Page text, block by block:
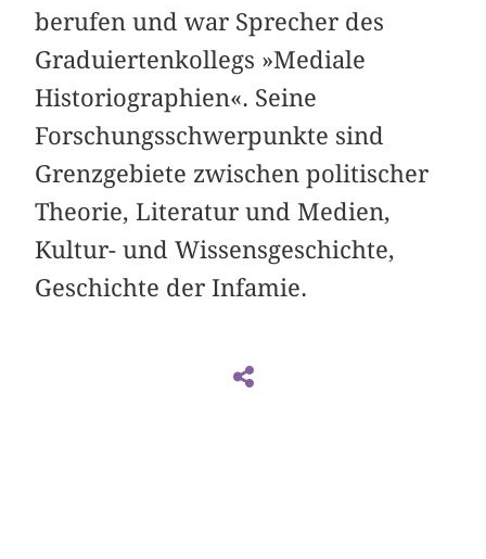
berufen und war Sprecher des
Graduiertenkollegs »Mediale
Historiographien«. Seine
Forschungsschwerpunkte sind
Grenzgebiete zwischen politischer
Theorie, Literatur und Medien,
Kultur- und Wissensgeschichte,
Geschichte der Infamie.